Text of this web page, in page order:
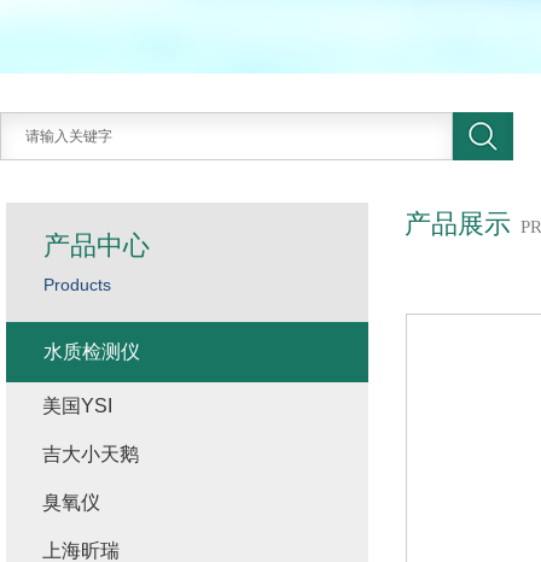
产品展示
产品中心
Products
水质检测仪
美国YSI
吉大小天鹅
臭氧仪
上海昕瑞